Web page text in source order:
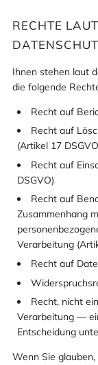
RECHTE LAUT
Ihnen stehen laut
die folgende
Recht auf
Recht auf
(Artikel 17
Recht auf
DSGVO)
Recht auf
Zusammenhang
Verarbeitung
Recht auf
Recht, nicht
Verarbeitung —
Entscheidung
Wenn Sie